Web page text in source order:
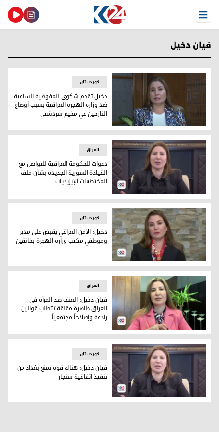
Open Menu
فيان دخيل
المتحدثة باسم كتلة الحزب الديمقراطي الكوردستاني في مجلس
کوردستان
دخيل تقدم شكوى للمفوضية السامية
ضد وزارة الهجرة العراقية بسبب أوضاع
النازحين في مخيم سردشتي
المتحدثة باسم كتلة الحزب الديمقراطي الكوردستاني في
العراق
دعوات للحكومة العراقية للتواصل مع
القيادة السورية الجديدة بشأن ملف
المختطفات الإيزيديات
فيان دخيل
کوردستان
دخيل: الأمن العراقي يقبض على مدير
وموظفي مكتب وزارة الهجرة بخانقين
النائب في مجلس النواب العراقي والناشطة في حقوق المرأة
العراق
فيان دخيل: العنف ضد المرأة في
العراق ظاهرة مقلقة تتطلب قوانين
رادعة وإصلاحاً مجتمعياً
فيان دخيل
کوردستان
فيان دخيل: هناك قوة تمنع بغداد من
تنفيذ اتفاقية سنجار